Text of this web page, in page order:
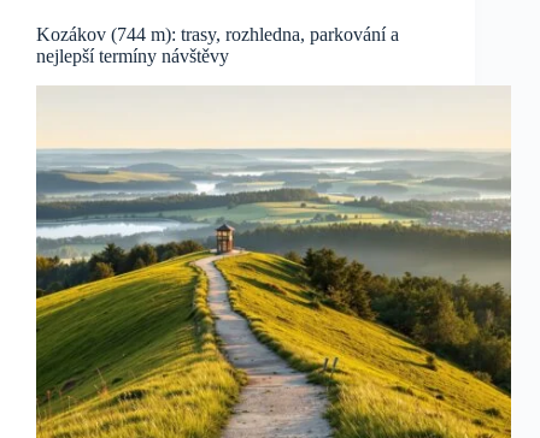
Kozákov (744 m): trasy, rozhledna, parkování a
nejlepší termíny návštěvy